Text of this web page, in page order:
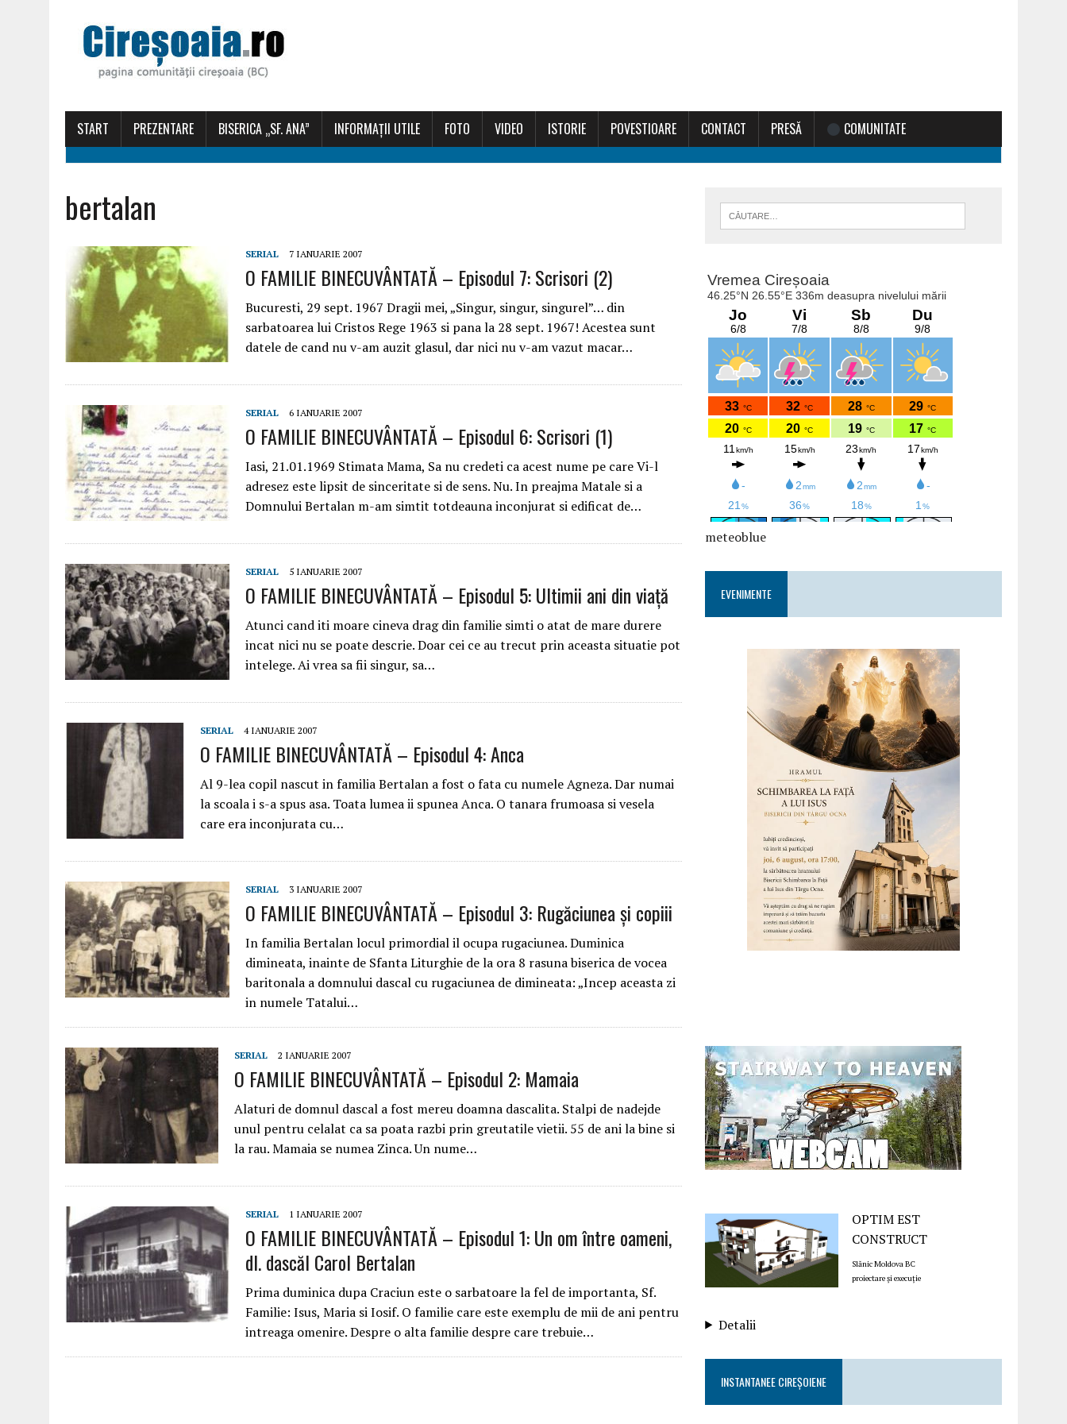
START PREZENTARE BISERICA „SF. ANA” INFORMAȚII UTILE FOTO VIDEO ISTORIE POVESTIOARE CONTACT PRESĂ COMUNITATE
bertalan
SERIAL 7 IANUARIE 2007
O FAMILIE BINECUVÂNTATĂ – Episodul 7: Scrisori (2)
Bucuresti, 29 sept. 1967 Dragii mei, „Singur, singur, singurel”… din
sarbatoarea lui Cristos Rege 1963 si pana la 28 sept. 1967! Acestea sunt
datele de cand nu v-am auzit glasul, dar nici nu v-am vazut macar…
SERIAL 6 IANUARIE 2007
O FAMILIE BINECUVÂNTATĂ – Episodul 6: Scrisori (1)
Iasi, 21.01.1969 Stimata Mama, Sa nu credeti ca acest nume pe care Vi-l
adresez este lipsit de sinceritate si de sens. Nu. In preajma Matale si a
Domnului Bertalan m-am simtit totdeauna inconjurat si edificat de…
SERIAL 5 IANUARIE 2007
O FAMILIE BINECUVÂNTATĂ – Episodul 5: Ultimii ani din viață
Atunci cand iti moare cineva drag din familie simti o atat de mare durere
incat nici nu se poate descrie. Doar cei ce au trecut prin aceasta situatie pot
intelege. Ai vrea sa fii singur, sa…
SERIAL 4 IANUARIE 2007
O FAMILIE BINECUVÂNTATĂ – Episodul 4: Anca
Al 9-lea copil nascut in familia Bertalan a fost o fata cu numele Agneza. Dar numai
la scoala i s-a spus asa. Toata lumea ii spunea Anca. O tanara frumoasa si vesela
care era inconjurata cu…
SERIAL 3 IANUARIE 2007
O FAMILIE BINECUVÂNTATĂ – Episodul 3: Rugăciunea și copiii
In familia Bertalan locul primordial il ocupa rugaciunea. Duminica
dimineata, inainte de Sfanta Liturghie de la ora 8 rasuna biserica de vocea
baritonala a domnului dascal cu rugaciunea de dimineata: „Incep aceasta zi
in numele Tatalui…
SERIAL 2 IANUARIE 2007
O FAMILIE BINECUVÂNTATĂ – Episodul 2: Mamaia
Alaturi de domnul dascal a fost mereu doamna dascalita. Stalpi de nadejde
unul pentru celalat ca sa poata razbi prin greutatile vietii. 55 de ani la bine si
la rau. Mamaia se numea Zinca. Un nume…
SERIAL 1 IANUARIE 2007
O FAMILIE BINECUVÂNTATĂ – Episodul 1: Un om între oameni,
dl. dascăl Carol Bertalan
Prima duminica dupa Craciun este o sarbatoare la fel de importanta, Sf.
Familie: Isus, Maria si Iosif. O familie care este exemplu de mii de ani pentru
intreaga omenire. Despre o alta familie despre care trebuie…
meteoblue
EVENIMENTE
OPTIM EST
CONSTRUCT
Slănic Moldova BC
proiectare și execuție
Detalii
INSTANTANEE CIREȘOIENE